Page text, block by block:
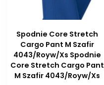
Spodnie Core Stretch
Cargo Pant M Szafir
4043/Royw/Xs Spodnie
Core Stretch Cargo Pant
M Szafir 4043/Royw/Xs